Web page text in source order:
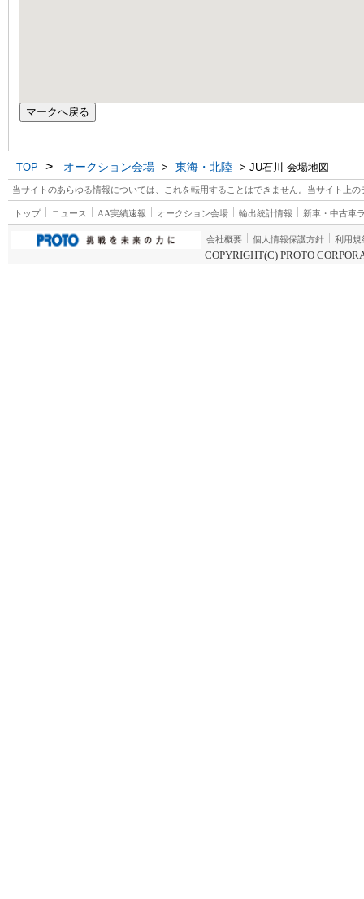
マークへ戻る
TOP > オークション会場 > 東海・北陸 > JU石川 会場地図
当サイトのあらゆる情報については、これを転用することはできません。当サイト上
トップ ニュース AA実績速報 オークション会場 輸出統計情報 新車・中古車
会社概要 個人情報保護方針 利用規
COPYRIGHT(C) PROTO